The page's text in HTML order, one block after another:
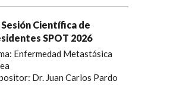
Sesión Científica de
SPOT 2026
Enfermedad Metastásica
Dr. Juan Carlos Pardo